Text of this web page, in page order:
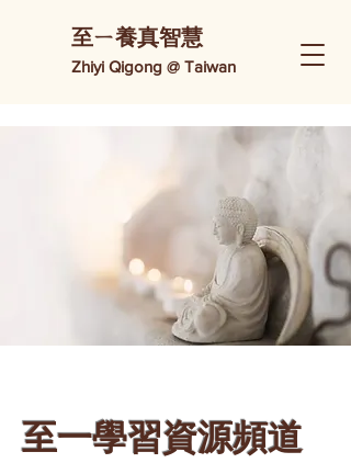
Zhiyi Qigong @ Taiwan
​至ㄧ養真智慧
至一學習資源頻道